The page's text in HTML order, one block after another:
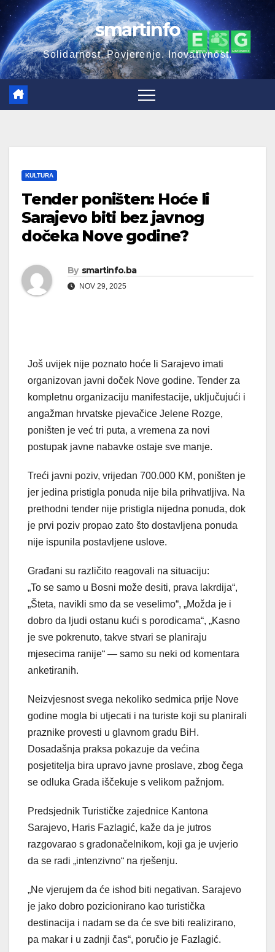
Skip
to
content
smartinfo
Solidarnost. Povjerenje. Inovativnost.
KULTURA
Tender poništen: Hoće li
Sarajevo biti bez javnog
dočeka Nove godine?
By smartinfo.ba
NOV 29, 2025
Još uvijek nije poznato hoće li Sarajevo imati
organizovan javni doček Nove godine. Tender za
kompletnu organizaciju manifestacije, uključujući i
angažman hrvatske pjevačice Jelene Rozge,
poništen je već tri puta, a vremena za novi
postupak javne nabavke ostaje sve manje.
Treći javni poziv, vrijedan 700.000 KM, poništen je
jer jedina pristigla ponuda nije bila prihvatljiva. Na
prethodni tender nije pristigla nijedna ponuda, dok
je prvi poziv propao zato što dostavljena ponuda
nije ispunila postavljene uslove.
Građani su različito reagovali na situaciju:
„To se samo u Bosni može desiti, prava lakrdija“,
„Šteta, navikli smo da se veselimo“, „Možda je i
dobro da ljudi ostanu kući s porodicama“, „Kasno
je sve pokrenuto, takve stvari se planiraju
mjesecima ranije“ — samo su neki od komentara
anketiranih.
Neizvjesnost svega nekoliko sedmica prije Nove
godine mogla bi utjecati i na turiste koji su planirali
praznike provesti u glavnom gradu BiH.
Dosadašnja praksa pokazuje da većina
posjetitelja bira upravo javne proslave, zbog čega
se odluka Grada iščekuje s velikom pažnjom.
Predsjednik Turističke zajednice Kantona
Sarajevo, Haris Fazlagić, kaže da je jutros
razgovarao s gradonačelnikom, koji ga je uvjerio
da se radi „intenzivno“ na rješenju.
„Ne vjerujem da će ishod biti negativan. Sarajevo
je jako dobro pozicionirano kao turistička
destinacija i nadam se da će sve biti realizirano,
pa makar i u zadnji čas“, poručio je Fazlagić.